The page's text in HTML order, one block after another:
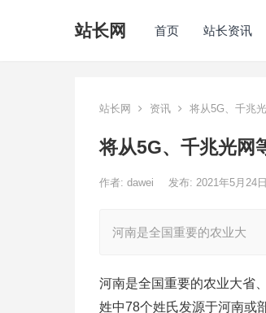
站长网 首页 站长资讯
站长网 资讯 将从5G、千兆
将从5G、千兆光网
作者: dawei 发布: 2021年5月24日
河南是全国重要的农业大
河南是全国重要的农业大省
姓中78个姓氏发源于河南或